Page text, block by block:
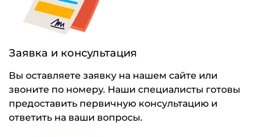
Заявка и консультация
Вы оставляете заявку на нашем сайте или
звоните по номеру. Наши специалисты готовы
предоставить первичную консультацию и
ответить на ваши вопросы.